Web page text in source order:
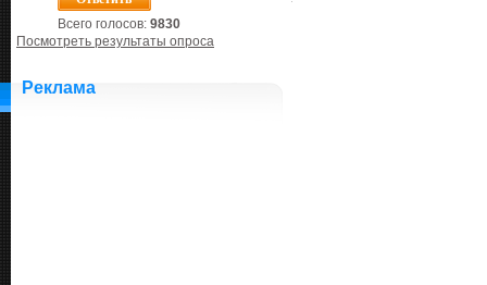
Всего голосов: 9830
Посмотреть результаты опроса
Реклама